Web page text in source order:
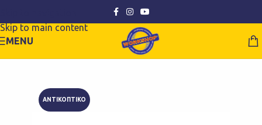
Skip to main content
MENU
ΑΝΤΙΚΟΠΤΙΚΟ